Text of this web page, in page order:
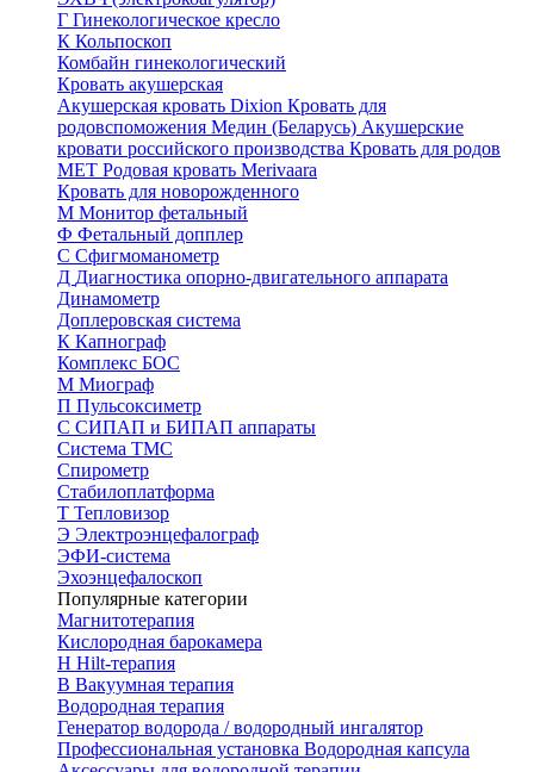
Г Гинекологическое кресло
К Кольпоскоп
Комбайн гинекологический
Кровать акушерская
Акушерская кровать Dixion Кровать для
родовспоможения Медин (Беларусь) Акушерские
кровати российского производства Кровать для родов
МЕТ Родовая кровать Merivaara
Кровать для новорожденного
М Монитор фетальный
Ф Фетальный допплер
C Cфигмоманометр
Д Диагностика опорно-двигательного аппарата
Динамометр
Доплеровская система
К Капнограф
Комплекс БОС
М Миограф
П Пульсоксиметр
С СИПАП и БИПАП аппараты
Система ТМС
Спирометр
Стабилоплатформа
Т Тепловизор
Э Электроэнцефалограф
ЭФИ-система
Эхоэнцефалоскоп
Популярные категории
Магнитотерапия
Кислородная барокамера
H Hilt-терапия
В Вакуумная терапия
Водородная терапия
Генератор водорода / водородный ингалятор
Профессиональная установка Водородная капсула